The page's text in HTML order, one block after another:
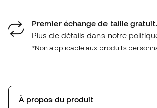
Premier échange de taille gratuit.
Plus de détails dans notre
*Non applicable aux produits
À propos du produit